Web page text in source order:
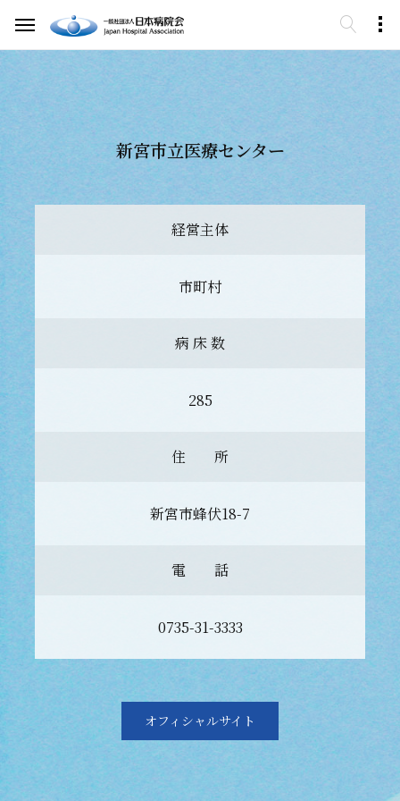
新宮市立医療センター
経営主体
市町村
病 床 数
285
住 所
新宮市蜂伏18-7
電 話
0735-31-3333
オフィシャルサイト